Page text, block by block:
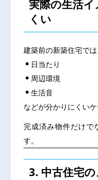
実際の生活
くい
建築前の新築住宅では
日当たり
周辺環境
生活音
などが分かりにくいケ
完成済み物件だけで
す。
3. 中古住宅